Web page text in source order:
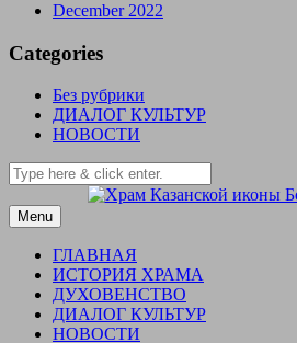
December 2022
Categories
Без рубрики
ДИАЛОГ КУЛЬТУР
НОВОСТИ
Menu
Open
the
main
menu
ГЛАВНАЯ
ИСТОРИЯ ХРАМА
ДУХОВЕНСТВО
ДИАЛОГ КУЛЬТУР
НОВОСТИ